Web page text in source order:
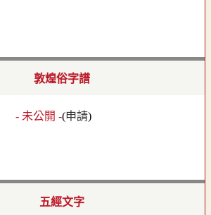
敦煌俗字譜
- 未公開 -(申請)
五經文字